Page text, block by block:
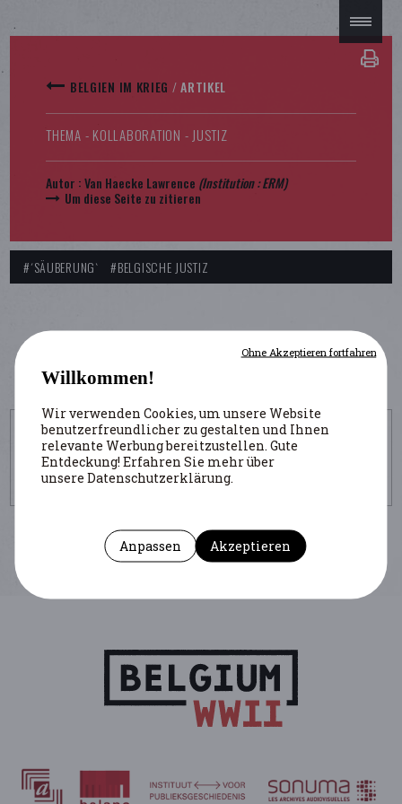
BELGIEN IM KRIEG /ARTIKEL
THEMA - KOLLABORATION - JUSTIZ
Autor :Van Haecke Lawrence (Institution :ERM)
Um diese Seite zu zitieren
#´SÄUBERUNG` #BELGISCHE JUSTIZ
UM DIESE SEITE ZU ZITIEREN
Autor : Van Haecke Lawrence(Institution : ERM)
https://www.belgiumwwii.be/de/belgien-im-krieg/artikel/repression-
Willkommen!
Wir verwenden Cookies, um unsere Website
benutzerfreundlicher zu gestalten und Ihnen
relevante Werbung bereitzustellen. Gute
Entdeckung! Erfahren Sie mehr über
unsere Datenschutzerklärung.
Anpassen Akzeptieren
Ohne Akzeptieren fortfahren